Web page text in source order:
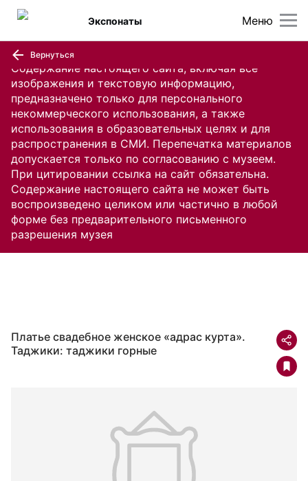
Содержание настоящего сайта, включая все
изображения и текстовую информацию,
предназначено только для персонального
некоммерческого использования, а также
использования в образовательных целях и для
распространения в СМИ. Перепечатка материалов
допускается только по согласованию с музеем.
При цитировании ссылка на сайт обязательна.
Содержание настоящего сайта не может быть
воспроизведено целиком или частично в любой
форме без предварительного письменного
разрешения музея
Меню
Экспонаты
Вернуться
Платье свадебное женское «адрас курта».
Таджики: таджики горные